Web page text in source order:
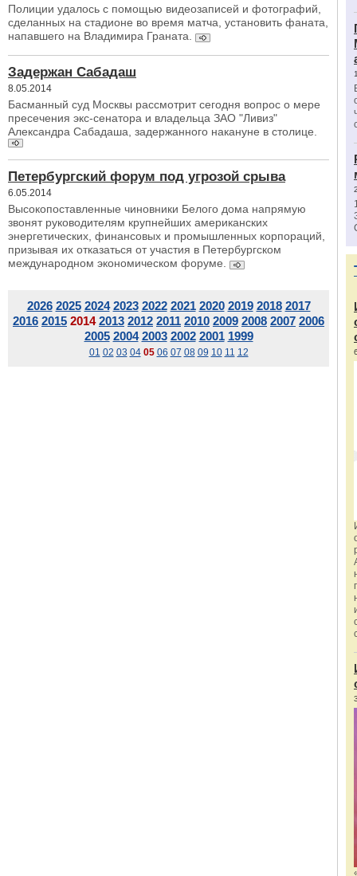
Полиции удалось с помощью видеозаписей и фотографий,
сделанных на стадионе во время матча, установить фаната,
напавшего на Владимира Граната.
Задержан Сабадаш
8.05.2014
Басманный суд Москвы рассмотрит сегодня вопрос о мере
пресечения экс-сенатора и владельца ЗАО "Ливиз"
Александра Сабадаша, задержанного накануне в столице.
Петербургский форум под угрозой срыва
6.05.2014
Высокопоставленные чиновники Белого дома напрямую
звонят руководителям крупнейших американских
энергетических, финансовых и промышленных корпораций,
призывая их отказаться от участия в Петербургском
международном экономическом форуме.
2026 2025 2024 2023 2022 2021 2020 2019 2018 2017
2016 2015 2014 2013 2012 2011 2010 2009 2008 2007 2006
2005 2004 2003 2002 2001 1999
01 02 03 04 05 06 07 08 09 10 11 12